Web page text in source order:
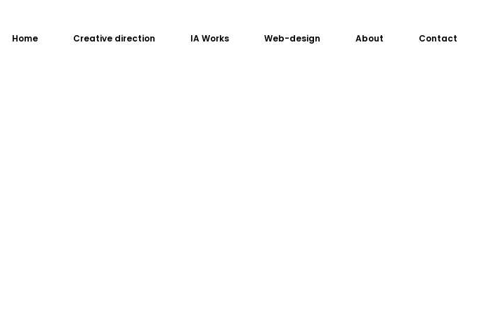
Home Creative direction IA Works Web-design About Contact